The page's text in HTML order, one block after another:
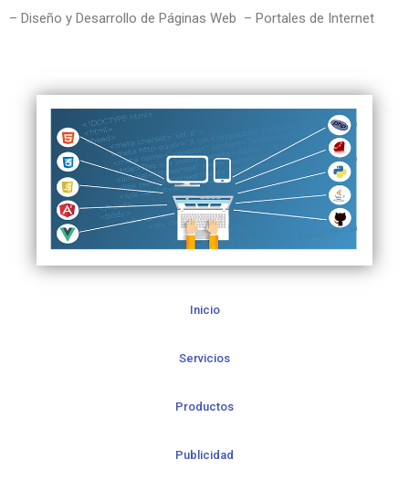
– Diseño y Desarrollo de Páginas Web – Portales de Internet
Inicio
Servicios
Productos
Publicidad